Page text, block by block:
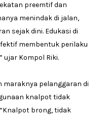
preemtif dan
menindak di jalan,
sejak dini. Edukasi di
membentuk perilaku
ujar Kompol Riki.
maraknya pelanggaran di
knalpot tidak
brong, tidak